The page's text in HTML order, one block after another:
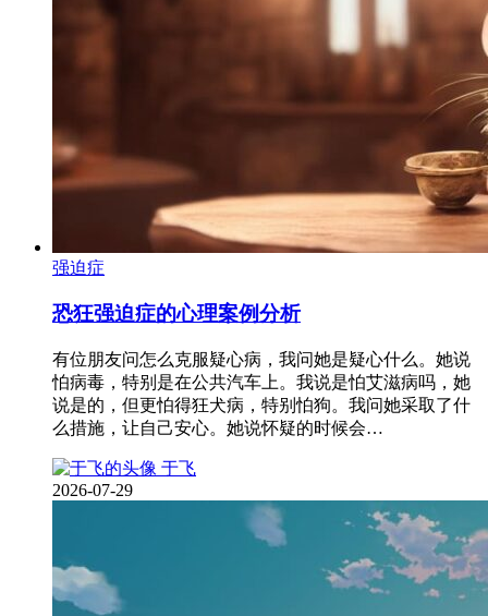
强迫症
恐狂强迫症的心理案例分析
有位朋友问怎么克服疑心病，我问她是疑心什么。她说
怕病毒，特别是在公共汽车上。我说是怕艾滋病吗，她
说是的，但更怕得狂犬病，特别怕狗。我问她采取了什
么措施，让自己安心。她说怀疑的时候会…
于飞
2026-07-29